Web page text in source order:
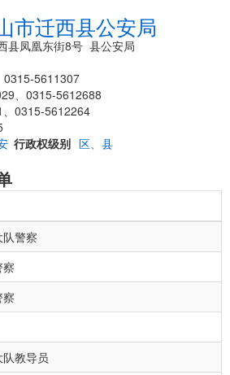
市迁西县公安局
县凤凰东街8号 县公安局
5611307
、0315-5612688
0315-5612264
行政权级别 区、县
警察
察
察
队教导员